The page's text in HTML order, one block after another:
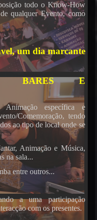
todo o Know-How
qualquer Evento, como
um dia marcante
BARES E
específica e
Comemoração, tendo
ao tipo de local onde se
Animação e Música,
na sala...
entre outros...
a uma participação
com os presentes.